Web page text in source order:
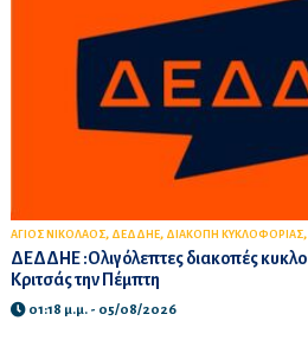
ΑΓΙΟΣ ΝΙΚΟΛΑΟΣ, ΔΕΔΔΗΕ, ΔΙΑΚΟΠΗ ΚΥΚΛΟΦΟΡΙΑΣ,
ΔΕΔΔΗΕ :Ολιγόλεπτες διακοπές
Κριτσάς την Πέμπτη
01:18 μ.μ. - 05/08/2026